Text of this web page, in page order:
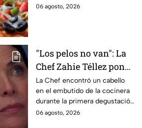
contamos todo lo que debes
06 agosto, 2026
"Los pelos no van": La
Chef Zahie Téllez pone
en evidencia a Carmen
en la gala de mandiles
negros de MasterChef
24/7
La Chef encontró un cabello
en el embutido de la cocinera
durante la primera degustación
de la noche
06 agosto, 2026